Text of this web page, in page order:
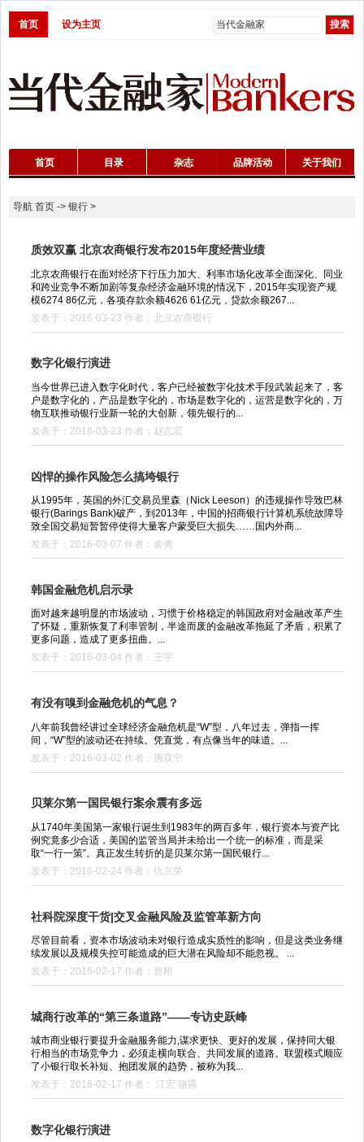
首页 设为主页
首页 目录 杂志 品牌活动 关于我们
导航 首页-> 银行>
质效双赢 北京农商银行发布2015年度经营业绩
北京农商银行在面对经济下行压力加大、利率市场化改革全面深化、同业
和跨业竞争不断加剧等复杂经济金融环境的情况下，2015年实现资产规
模6274 86亿元，各项存款余额4626 61亿元，贷款余额267...
发表于：2016-03-23 作者：北京农商银行
数字化银行演进
当今世界已进入数字化时代，客户已经被数字化技术手段武装起来了，客
户是数字化的，产品是数字化的，市场是数字化的，运营是数字化的，万
物互联推动银行业新一轮的大创新，领先银行的...
发表于：2016-03-23 作者：赵志宏
凶悍的操作风险怎么搞垮银行
从1995年，英国的外汇交易员里森（Nick Leeson）的违规操作导致巴林
银行(Barings Bank)破产，到2013年，中国的招商银行计算机系统故障导
致全国交易短暂暂停使得大量客户蒙受巨大损失……国内外商...
发表于：2016-03-07 作者：俞勇
韩国金融危机启示录
面对越来越明显的市场波动，习惯于价格稳定的韩国政府对金融改革产生
了怀疑，重新恢复了利率管制，半途而废的金融改革拖延了矛盾，积累了
更多问题，造成了更多扭曲。...
发表于：2016-03-04 作者：王宇
有没有嗅到金融危机的气息？
八年前我曾经讲过全球经济金融危机是“W”型，八年过去，弹指一挥
间，“W”型的波动还在持续。凭直觉，有点像当年的味道。...
发表于：2016-03-02 作者：唐双宁
贝莱尔第一国民银行案余震有多远
从1740年美国第一家银行诞生到1983年的两百多年，银行资本与资产比
例究竟多少合适，美国的监管当局并未给出一个统一的标准，而是采
取“一行一策”。真正发生转折的是贝莱尔第一国民银行...
发表于：2016-02-24 作者：仇京荣
社科院深度干货|交叉金融风险及监管革新方向
尽管目前看，资本市场波动未对银行造成实质性的影响，但是这类业务继
续发展以及规模失控可能造成的巨大潜在风险却不能忽视。 ...
发表于：2016-02-17 作者：曾刚
城商行改革的“第三条道路”——专访史跃峰
城市商业银行要提升金融服务能力,谋求更快、更好的发展，保持同大银
行相当的市场竞争力，必须走横向联合、共同发展的道路。联盟模式顺应
了小银行取长补短、抱团发展的趋势，被称为我...
发表于：2016-02-17 作者： 江宏 骆露
数字化银行演进